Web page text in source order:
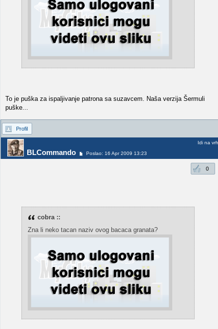
To je puška za ispaljivanje patrona sa suzavcem. Naša verzija Šermuli
puške...
Profil
BLCommando Poslao: 16 Apr 2009 13:23
Idi na vrh
0
cobra ::
Zna li neko tacan naziv ovog bacaca granata?